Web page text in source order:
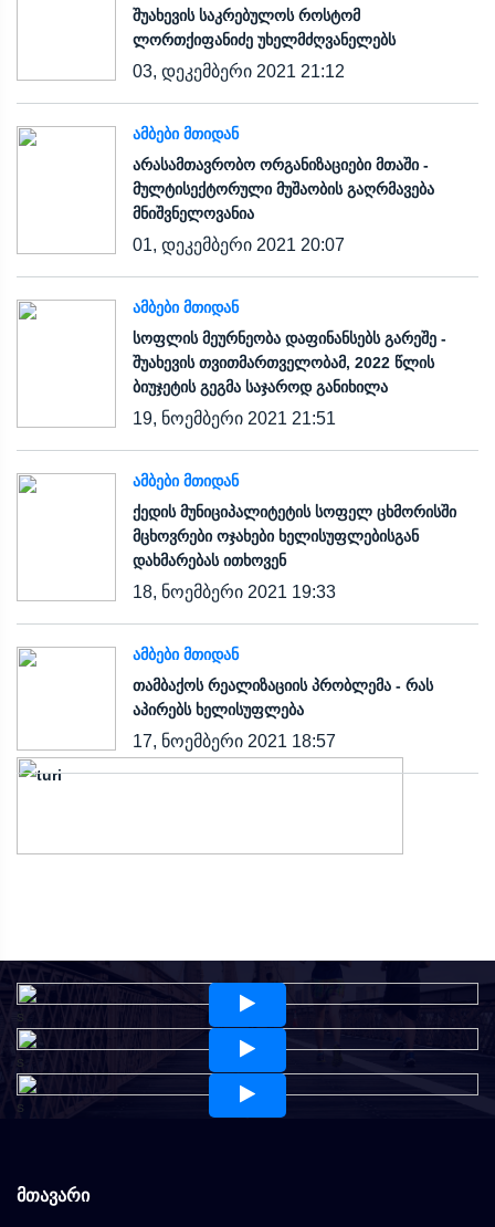
შუახევის საკრებულოს როსტომ
ლორთქიფანიძე უხელმძღვანელებს
03, დეკემბერი 2021 21:12
ᲐᲛᲑᲔᲑᲘ ᲛᲗᲘᲓᲐᲜ
არასამთავრობო ორგანიზაციები მთაში -
მულტისექტორული მუშაობის გაღრმავება
მნიშვნელოვანია
01, დეკემბერი 2021 20:07
ᲐᲛᲑᲔᲑᲘ ᲛᲗᲘᲓᲐᲜ
სოფლის მეურნეობა დაფინანსებს გარეშე -
შუახევის თვითმართველობამ, 2022 წლის
ბიუჯეტის გეგმა საჯაროდ განიხილა
19, ნოემბერი 2021 21:51
ᲐᲛᲑᲔᲑᲘ ᲛᲗᲘᲓᲐᲜ
ქედის მუნიციპალიტეტის სოფელ ცხმორისში
მცხოვრები ოჯახები ხელისუფლებისგან
დახმარებას ითხოვენ
18, ნოემბერი 2021 19:33
ᲐᲛᲑᲔᲑᲘ ᲛᲗᲘᲓᲐᲜ
თამბაქოს რეალიზაციის პრობლემა - რას
აპირებს ხელისუფლება
17, ნოემბერი 2021 18:57
s
s
s
მთავარი